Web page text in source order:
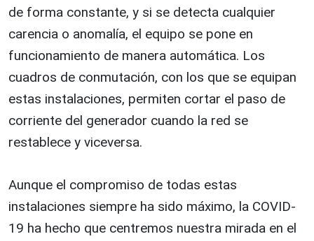
de forma constante, y si se detecta cualquier
carencia o anomalía, el equipo se pone en
funcionamiento de manera automática. Los
cuadros de conmutación, con los que se equipan
estas instalaciones, permiten cortar el paso de
corriente del generador cuando la red se
restablece y viceversa.
Aunque el compromiso de todas estas
instalaciones siempre ha sido máximo, la COVID-
19 ha hecho que centremos nuestra mirada en el